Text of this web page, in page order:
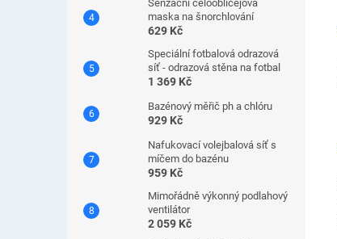
Senzační celoobličejová
maska ​​na šnorchlování
629 Kč
Speciální fotbalová odrazová
síť - odrazová stěna na fotbal
1 369 Kč
Bazénový měřič ph a chlóru
929 Kč
Nafukovací volejbalová síť s
míčem do bazénu
959 Kč
Mimořádně výkonný podlahový
ventilátor
2 059 Kč